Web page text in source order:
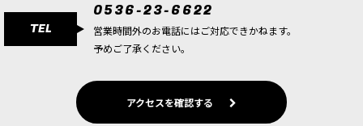
TEL
0536-23-6622
営業時間外のお電話にはご対応できかねます。
予めご了承ください。
アクセスを確認する